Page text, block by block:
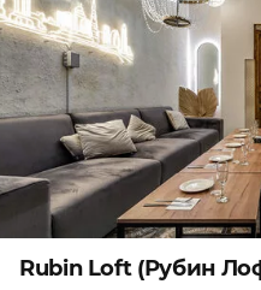
Rubin Loft (Рубин